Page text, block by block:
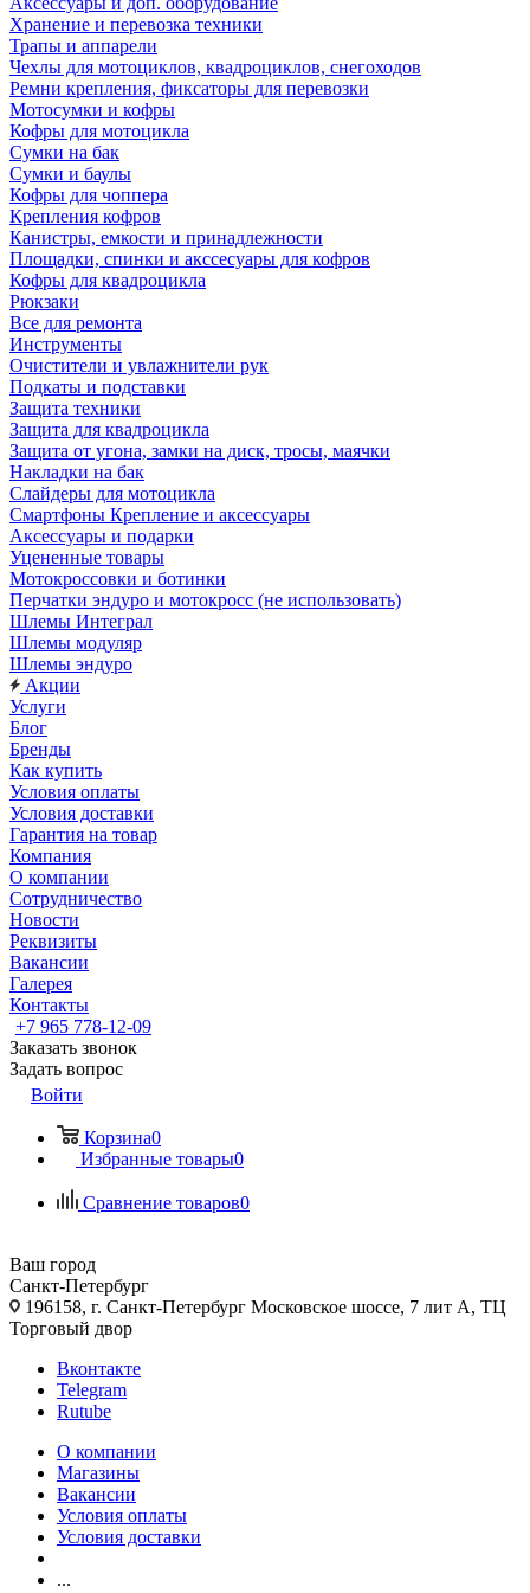
Хранение и перевозка техники
Трапы и аппарели
Чехлы для мотоциклов, квадроциклов, снегоходов
Ремни крепления, фиксаторы для перевозки
Мотосумки и кофры
Кофры для мотоцикла
Сумки на бак
Сумки и баулы
Кофры для чоппера
Крепления кофров
Канистры, емкости и принадлежности
Площадки, спинки и акссесуары для кофров
Кофры для квадроцикла
Рюкзаки
Все для ремонта
Инструменты
Очистители и увлажнители рук
Подкаты и подставки
Защита техники
Защита для квадроцикла
Защита от угона, замки на диск, тросы, маячки
Накладки на бак
Слайдеры для мотоцикла
Смартфоны Крепление и аксессуары
Аксессуары и подарки
Уцененные товары
Мотокроссовки и ботинки
Перчатки эндуро и мотокросс (не использовать)
Шлемы Интеграл
Шлемы модуляр
Шлемы эндуро
Акции
Услуги
Блог
Бренды
Как купить
Условия оплаты
Условия доставки
Гарантия на товар
Компания
О компании
Сотрудничество
Новости
Реквизиты
Вакансии
Галерея
Контакты
+7 965 778-12-09
Заказать звонок
Задать вопрос
Войти
Корзина0
Избранные товары0
Сравнение товаров0
Ваш город
Санкт-Петербург
196158, г. Санкт-Петербург Московское шоссе, 7 лит А, ТЦ
Торговый двор
Вконтакте
Telegram
Rutube
О компании
Магазины
Вакансии
Условия оплаты
Условия доставки
...